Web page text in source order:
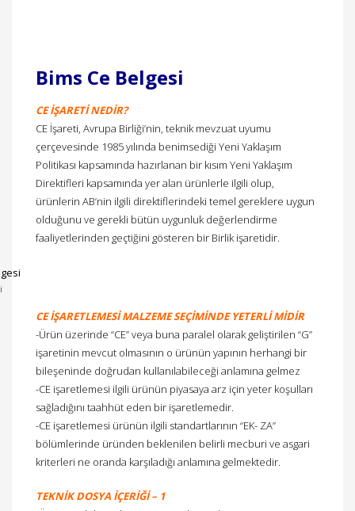
Bims Ce Belgesi
CE İŞARETİ NEDİR?
CE İşareti, Avrupa Birliği’nin, teknik mevzuat uyumu
çerçevesinde 1985 yılında benimsediği Yeni Yaklaşım
Politikası kapsamında hazırlanan bir kısım Yeni Yaklaşım
Direktifleri kapsamında yer alan ürünlerle ilgili olup,
ürünlerin AB’nin ilgili direktiflerindeki temel gereklere uygun
olduğunu ve gerekli bütün uygunluk değerlendirme
faaliyetlerinden geçtiğini gösteren bir Birlik işaretidir.
CE İŞARETLEMESİ MALZEME SEÇİMİNDE YETERLİ MİDİR
-Ürün üzerinde “CE” veya buna paralel olarak geliştirilen “G”
işaretinin mevcut olmasının o ürünün yapının herhangi bir
bileşeninde doğrudan kullanılabileceği anlamına gelmez
-CE işaretlemesi ilgili ürünün piyasaya arz için yeter koşulları
sağladığını taahhüt eden bir işaretlemedir.
-CE işaretlemesi ürünün ilgili standartlarının “EK- ZA”
bölümlerinde üründen beklenilen belirli mecburi ve asgari
kriterleri ne oranda karşıladığı anlamına gelmektedir.
TEKNİK DOSYA İÇERİĞİ – 1